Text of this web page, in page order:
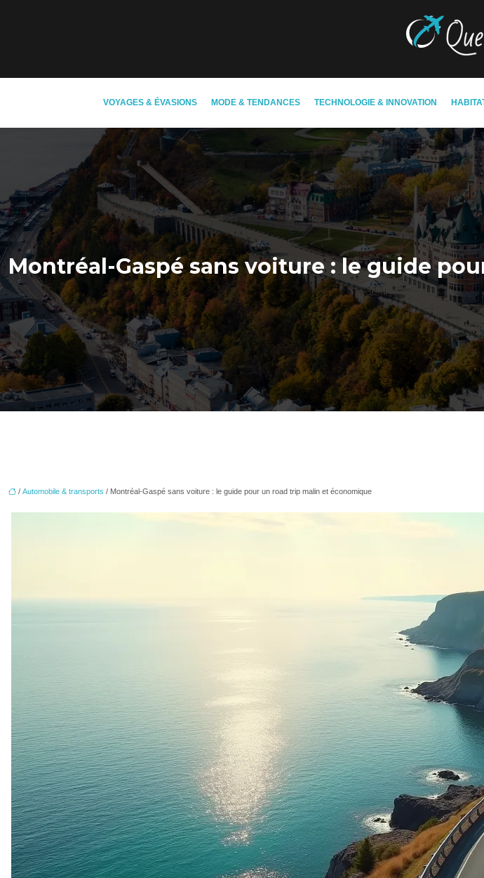
VOYAGES & ÉVASIONS MODE & TENDANCES TECHNOLOGIE & INNOVATION
Montréal-Gaspé sans voiture : le guide
/ Automobile & transports / Montréal-Gaspé sans voiture : le guide pour un road trip malin et économique